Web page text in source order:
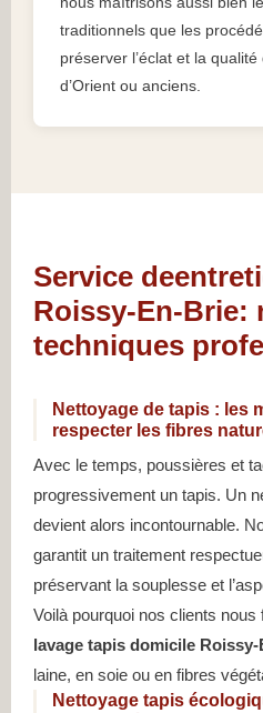
traditionnels que les
préserver l’éclat et la
d’Orient ou anciens.
Service
Roissy-En-Brie:
techniques
Nettoyage de tapis : les
respecter les fibres
Avec le temps, poussières et
progressivement un tapis. Un
devient alors incontournable.
garantit un traitement
préservant la souplesse et
Voilà pourquoi nos clients
lavage tapis domicile
laine, en soie ou en fibres
Nettoyage tapis